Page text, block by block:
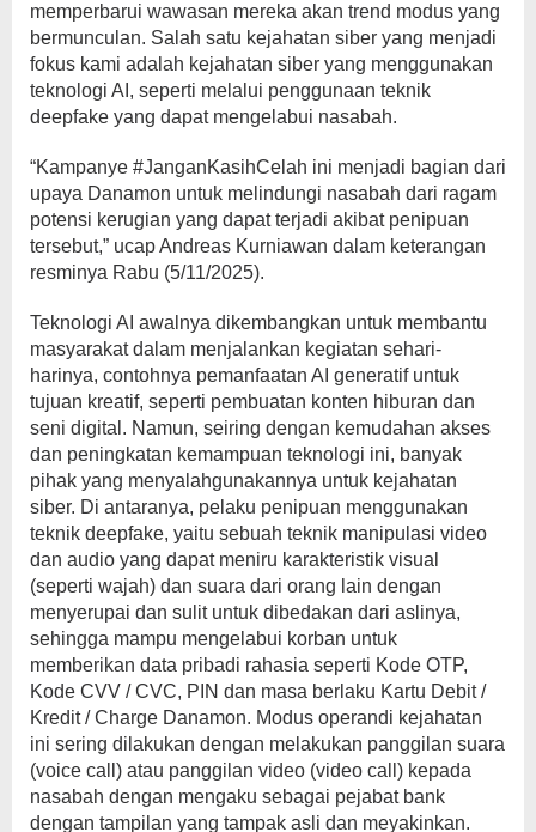
memperbarui wawasan mereka akan trend modus yang
bermunculan. Salah satu kejahatan siber yang menjadi
fokus kami adalah kejahatan siber yang menggunakan
teknologi AI, seperti melalui penggunaan teknik
deepfake yang dapat mengelabui nasabah.
“Kampanye #JanganKasihCelah ini menjadi bagian dari
upaya Danamon untuk melindungi nasabah dari ragam
potensi kerugian yang dapat terjadi akibat penipuan
tersebut,” ucap Andreas Kurniawan dalam keterangan
resminya Rabu (5/11/2025).
Teknologi AI awalnya dikembangkan untuk membantu
masyarakat dalam menjalankan kegiatan sehari-
harinya, contohnya pemanfaatan AI generatif untuk
tujuan kreatif, seperti pembuatan konten hiburan dan
seni digital. Namun, seiring dengan kemudahan akses
dan peningkatan kemampuan teknologi ini, banyak
pihak yang menyalahgunakannya untuk kejahatan
siber. Di antaranya, pelaku penipuan menggunakan
teknik deepfake, yaitu sebuah teknik manipulasi video
dan audio yang dapat meniru karakteristik visual
(seperti wajah) dan suara dari orang lain dengan
menyerupai dan sulit untuk dibedakan dari aslinya,
sehingga mampu mengelabui korban untuk
memberikan data pribadi rahasia seperti Kode OTP,
Kode CVV / CVC, PIN dan masa berlaku Kartu Debit /
Kredit / Charge Danamon. Modus operandi kejahatan
ini sering dilakukan dengan melakukan panggilan suara
(voice call) atau panggilan video (video call) kepada
nasabah dengan mengaku sebagai pejabat bank
dengan tampilan yang tampak asli dan meyakinkan.